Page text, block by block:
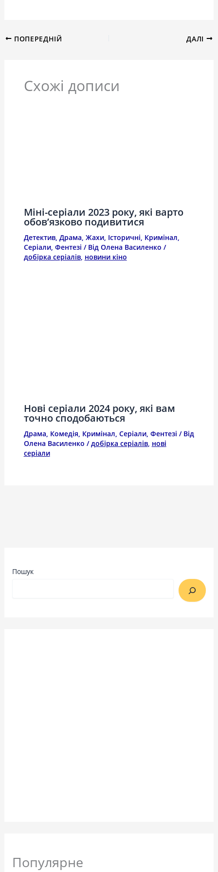
ПОПЕРЕДНІЙ ДАЛІ
Схожі дописи
Міні-серіали 2023 року, які варто
обов’язково подивитися
Детектив, Драма, Жахи, Історичні, Кримінал,
Серіали, Фентезі / Від Олена Василенко /
добірка серіалів, новини кіно
Нові серіали 2024 року, які вам
точно сподобаються
Драма, Комедія, Кримінал, Серіали, Фентезі / Від
Олена Василенко /добірка серіалів, нові
серіали
Пошук
Популярне